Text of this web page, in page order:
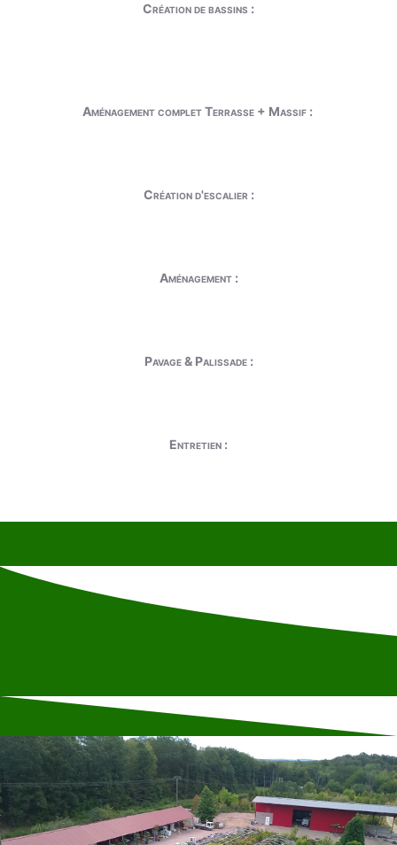
Création de bassins :
Aménagement complet Terrasse + Massif :
Création d'escalier :
Aménagement :
Pavage & Palissade :
Entretien :